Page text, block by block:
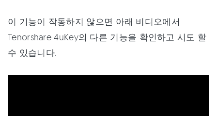
이 기능이 작동하지 않으면 아래 비디오에서
Tenorshare 4uKey의 다른 기능을 확인하고 시도 할
수 있습니다.